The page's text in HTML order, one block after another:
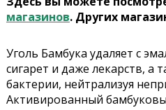
магазинов. Других
Уголь Бамбука удаляет с
сигарет и даже лекарств, а
бактерии, нейтрализуя
Активированный